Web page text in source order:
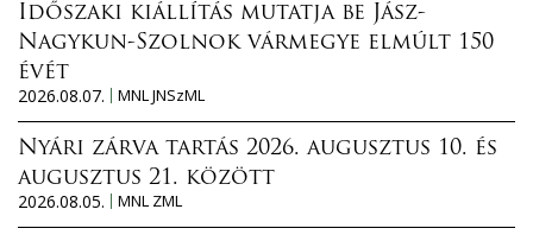
Időszaki kiállítás mutatja be Jász-
Nagykun-Szolnok vármegye elmúlt 150
évét
2026.08.07.
MNL JNSzML
Nyári zárva tartás 2026. augusztus 10. és
augusztus 21. között
2026.08.05.
MNL ZML